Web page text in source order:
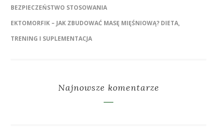
BEZPIECZEŃSTWO STOSOWANIA
EKTOMORFIK – JAK ZBUDOWAĆ MASĘ MIĘŚNIOWĄ? DIETA,
TRENING I SUPLEMENTACJA
Najnowsze komentarze